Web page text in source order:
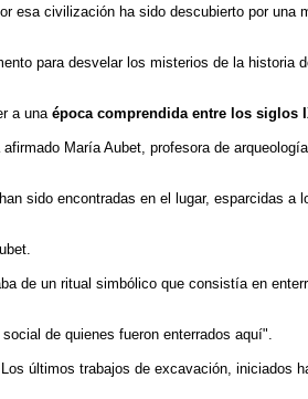
civilización ha sido descubierto por
para desvelar los misterios de la historia
a una época comprendida entre los siglos
María Aubet, profesora de
sido encontradas en el lugar, esparcidas
de un ritual simbólico que consistía en
de quienes fueron enterrados aquí".
últimos trabajos de excavación, iniciados